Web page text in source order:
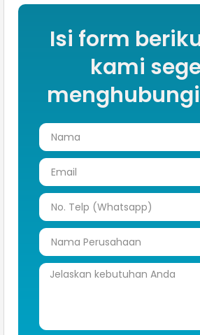
Isi form
kami